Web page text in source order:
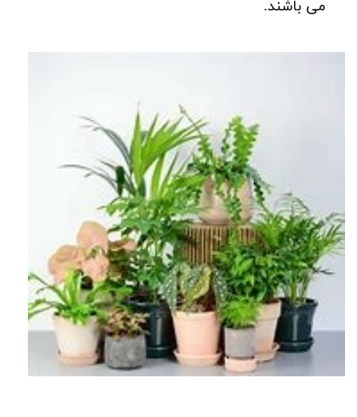
می باشند.